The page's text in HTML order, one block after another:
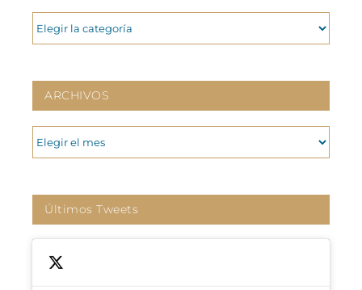
CATEGORIAS
ARCHIVOS
ARCHIVOS
Últimos Tweets